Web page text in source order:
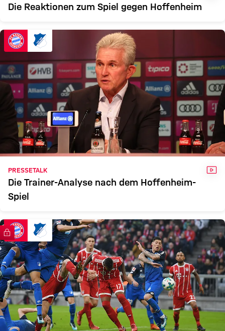
Die Reaktionen zum Spiel gegen Hoffenheim
PRESSETALK
Die Trainer-Analyse nach dem Hoffenheim-
Spiel
FC Bayern TV PLUS